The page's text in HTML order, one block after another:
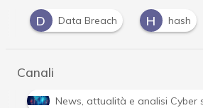
D Data Breach H hash
Canali
Attacchi hacker e Malware: le